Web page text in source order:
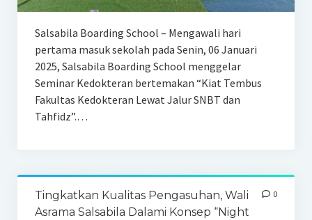
Salsabila Boarding School – Mengawali hari
pertama masuk sekolah pada Senin, 06 Januari
2025, Salsabila Boarding School menggelar
Seminar Kedokteran bertemakan “Kiat Tembus
Fakultas Kedokteran Lewat Jalur SNBT dan
Tahfidz”.…
Tingkatkan Kualitas Pengasuhan, Wali
Asrama Salsabila Dalami Konsep “Night
0